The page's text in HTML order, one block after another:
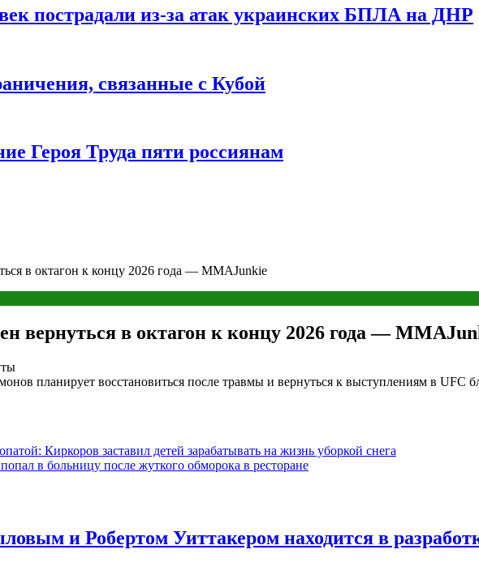
пострадали из-за атак украинских БПЛА на ДНР
связанные с Кубой
Героя Труда пяти россиянам
в октагон к концу 2026 года — MMAJunkie
вернуться в октагон к концу 2026 года —
планирует восстановиться после травмы и вернуться к выступлениям в UFC
Киркоров заставил детей зарабатывать на жизнь уборкой снега
в больницу после жуткого обморока в ресторане
и Робертом Уиттакером находится в